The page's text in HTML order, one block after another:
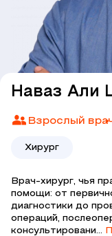
Взрослый
Наваз Али
Хирург
Врач-хирург, чья
помощи: от
диагностики до
операций,
консультировани...